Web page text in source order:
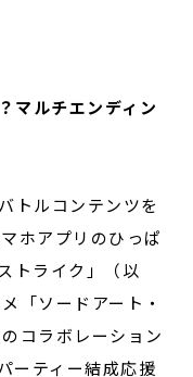
マルチエンディン
トルコンテンツを
ホアプリのひっぱ
トライク」（以
「ソードアート・
コラボレーション
ーティー結成応援